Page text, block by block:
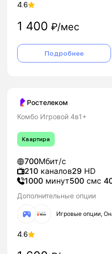
4.6
1 400 ₽/мес
Подробнее
Ростелеком
Комбо Игровой 4в1+
Квартира
700Мбит/с
210 каналов29 HD
1000 минут500 смс
Дополнительные опции
Игровые опции,
4.6